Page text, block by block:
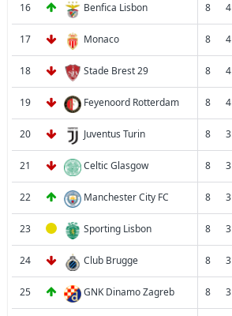
16 Benfica Lisbon 8 4
17 Monaco 8 4
18 Stade Brest 29 8 4
19 Feyenoord Rotterdam 8 4
20 Juventus Turin 8 3
21 Celtic Glasgow 8 3
22 Manchester City FC 8 3
23 Sporting Lisbon 8 3
24 Club Brugge 8 3
25 GNK Dinamo Zagreb 8 3